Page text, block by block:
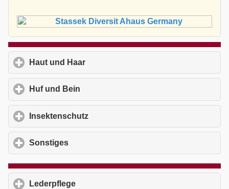
Haut und Haar
Huf und Bein
Insektenschutz
Sonstiges
Lederpflege